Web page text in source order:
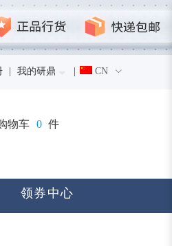
我的研鼎 CN
物车 0 件
领券中心